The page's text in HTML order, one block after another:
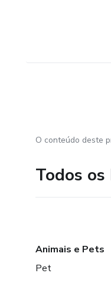
O conteúdo deste
Todos
Animais e Pets
Pet